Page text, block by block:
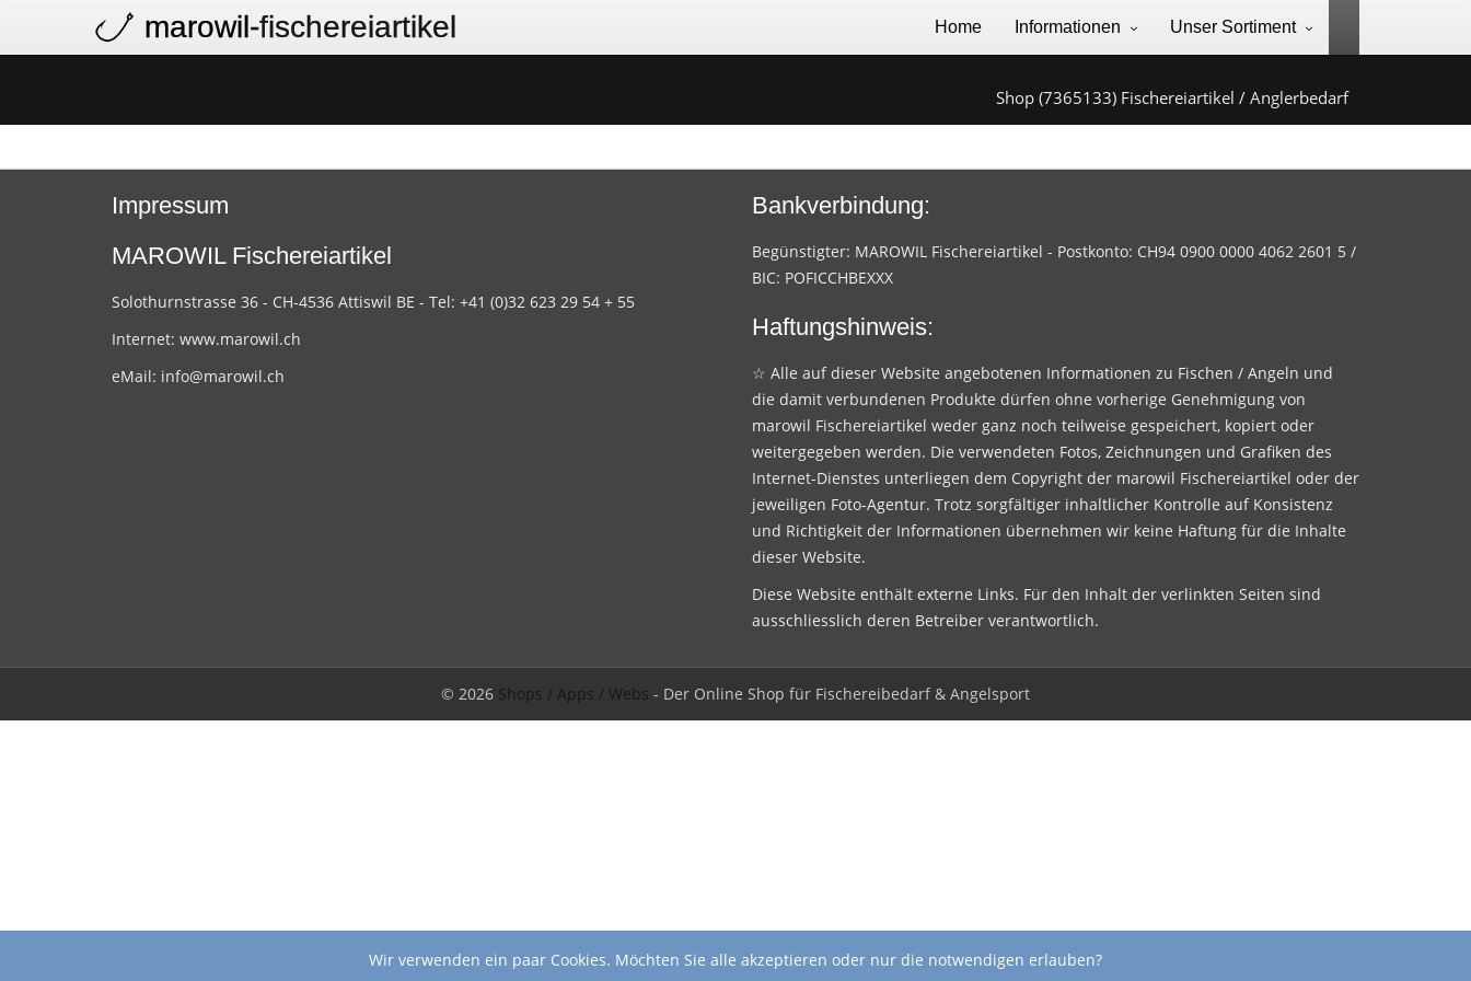
marowil-fischereiartikel Home Informationen Unser Sortiment
Shop (7365133) Fischereiartikel / Anglerbedarf
Impressum
MAROWIL Fischereiartikel
Solothurnstrasse 36 - CH-4536 Attiswil BE - Tel: +41 (0)32 623 29 54 + 55
Internet: www.marowil.ch
eMail: info@marowil.ch
Bankverbindung:
Begünstigter: MAROWIL Fischereiartikel - Postkonto: CH94 0900 0000 4062 2601 5 /
BIC: POFICCHBEXXX
Haftungshinweis:
☆ Alle auf dieser Website angebotenen Informationen zu Fischen / Angeln und
die damit verbundenen Produkte dürfen ohne vorherige Genehmigung von
marowil Fischereiartikel weder ganz noch teilweise gespeichert, kopiert oder
weitergegeben werden. Die verwendeten Fotos, Zeichnungen und Grafiken des
Internet-Dienstes unterliegen dem Copyright der marowil Fischereiartikel oder der
jeweiligen Foto-Agentur. Trotz sorgfältiger inhaltlicher Kontrolle auf Konsistenz
und Richtigkeit der Informationen übernehmen wir keine Haftung für die Inhalte
dieser Website.
Diese Website enthält externe Links. Für den Inhalt der verlinkten Seiten sind
ausschliesslich deren Betreiber verantwortlich.
© 2026 Shops / Apps / Webs - Der Online Shop für Fischereibedarf & Angelsport
Wir verwenden ein paar Cookies. Möchten Sie alle akzeptieren oder nur die notwendigen erlauben?